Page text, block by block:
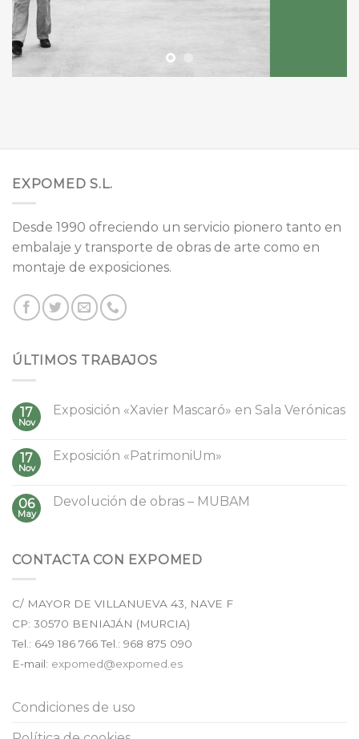
EXPOMED S.L.
Desde 1990 ofreciendo un servicio pionero tanto en
embalaje y transporte de obras de arte como en
montaje de exposiciones.
ÚLTIMOS TRABAJOS
17
Nov
Exposición «Xavier Mascaró» en Sala Verónicas
17
Nov
Exposición «PatrimoniUm»
06
May
Devolución de obras – MUBAM
CONTACTA CON EXPOMED
C/ MAYOR DE VILLANUEVA 43, NAVE F
CP: 30570 BENIAJÁN (MURCIA)
Tel.: 649 186 766Tel.: 968 875 090
E-mail: expomed@expomed.es
Condiciones de uso